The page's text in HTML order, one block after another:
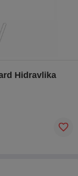
Hidravlika